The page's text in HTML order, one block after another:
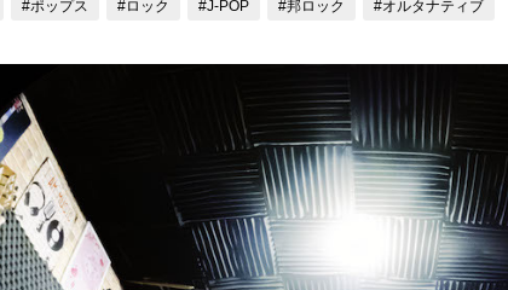
#ポップス #ロック #J-POP #邦ロック #オルタナティブ